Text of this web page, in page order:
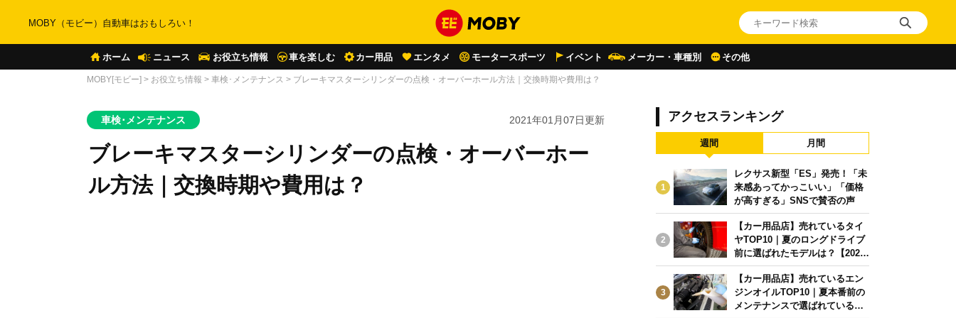
MOBY（モビー）自動車はおもしろい！
ホーム ニュース お役立ち情報 車を楽しむ カー用品 エンタメ モータースポーツ イベント メーカー・車種別 その他
MOBY[モビー] > お役立ち情報 > 車検･メンテナンス > ブレーキマスターシリンダーの点検・オーバーホール方法｜交換時期や費用は？
車検･メンテナンス 2021年01月07日更新
ブレーキマスターシリンダーの点検・オーバーホー
ル方法｜交換時期や費用は？
アクセスランキング
週間 月間
1
レクサス新型「ES」発売！「未
来感あってかっこいい」「価格
が高すぎる」SNSで賛否の声
2
【カー用品店】売れているタイ
ヤTOP10｜夏のロングドライブ
前に選ばれたモデルは？【2026
年6月版】
3
【カー用品店】売れているエン
ジンオイルTOP10｜夏本番前の
メンテナンスで選ばれている人